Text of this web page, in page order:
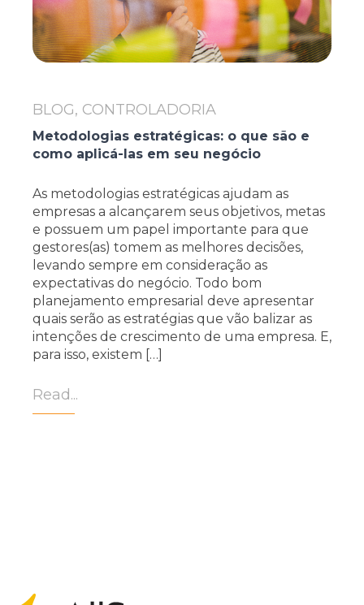
BLOG, CONTROLADORIA
Metodologias estratégicas: o que são e
como aplicá-las em seu negócio
As metodologias estratégicas ajudam as
empresas a alcançarem seus objetivos, metas
e possuem um papel importante para que
gestores(as) tomem as melhores decisões,
levando sempre em consideração as
expectativas do negócio. Todo bom
planejamento empresarial deve apresentar
quais serão as estratégias que vão balizar as
intenções de crescimento de uma empresa. E,
para isso, existem […]
Read...